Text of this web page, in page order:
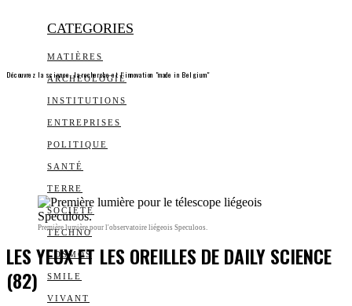
CATEGORIES
MATIÈRES
ARCHEOLOGIE
INSTITUTIONS
ENTREPRISES
POLITIQUE
SANTÉ
TERRE
SOCIÉTÉ
TECHNO
COSMOS
SMILE
VIVANT
Découvrez la science, la recherche et l’innovation "made in Belgium"
Première lumière pour l'observatoire liégeois Speculoos.
LES YEUX ET LES OREILLES DE DAILY SCIENCE
(82)